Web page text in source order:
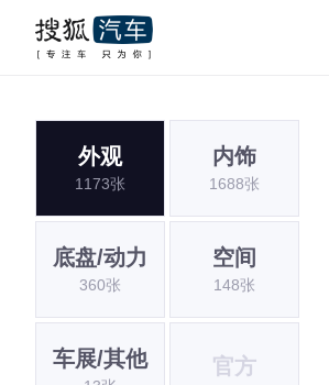
外观
1173张
内饰
1688张
底盘/动力
360张
空间
148张
车展/其他 官方